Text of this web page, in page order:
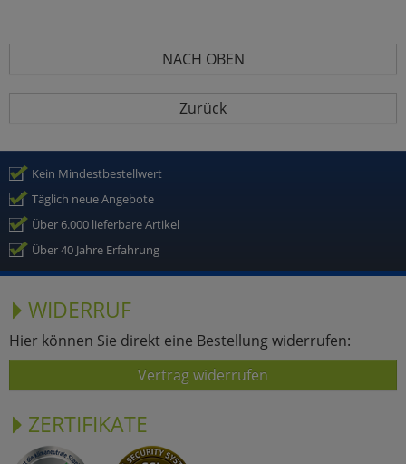
NACH OBEN
Zurück
Kein Mindestbestellwert
Täglich neue Angebote
Über 6.000 lieferbare Artikel
Über 40 Jahre Erfahrung
WIDERRUF
Hier können Sie direkt eine Bestellung widerrufen:
Vertrag widerrufen
ZERTIFIKATE